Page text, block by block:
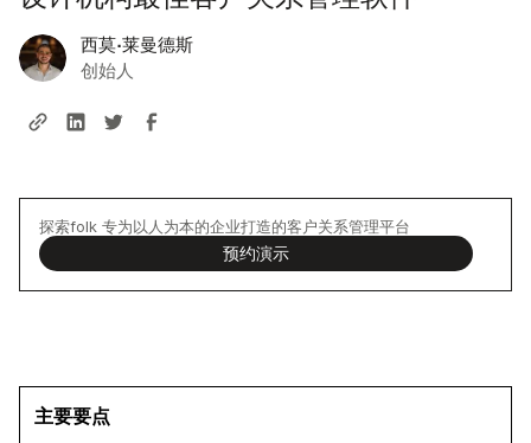
西莫·莱曼德斯
创始人
探索folk 专为以人为本的企业打造的客户关系管理平台
预约演示
主要要点